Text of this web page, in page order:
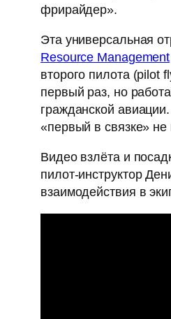
фрирайдер».
Эта универсальная
Resource Management
второго пилота (pilot
первый раз, но
гражданской
«первый в связке»
Видео взлёта и
пилот-инструктор
взаимодействия в